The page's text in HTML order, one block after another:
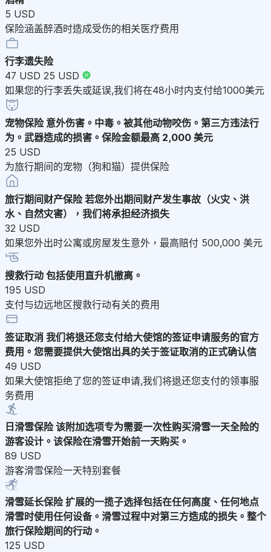
5 USD
保险涵盖醉酒时造成受伤的相关医疗费用
行李遗失险
47 USD 25 USD
如果您的行李丢失或延误,我们将在48小时内支付给1000美元
宠物保险 意外伤害。中毒。被其他动物咬伤。第三方违法行
为。武器造成的损害。保险金额最高 2,000 美元
25 USD
为旅行期间的宠物（狗和猫）提供保险
旅行期间财产保险 若您外出期间财产发生事故（火灾、洪
水、自然灾害），我们将承担经济损失
32 USD
如果您外出时公寓或房屋发生意外，最高赔付 500,000 美元
搜救行动 包括使用直升机撤离。
195 USD
支付与边远地区搜救行动有关的费用
签证取消 我们将退还您支付给大使馆的签证申请服务的官方
费用。您需要提供大使馆出具的关于签证取消的正式确认信
49 USD
如果大使馆拒绝了您的签证申请,我们将退还您支付的领事服
务费用
日滑雪保险 该附加选项专为需要一次性购买滑雪一天全险的
游客设计。该保险在滑雪开始前一天购买。
89 USD
游客滑雪保险一天特别套餐
滑雪延长保险 扩展的一揽子选择包括在任何高度、任何地点
滑雪时使用任何设备。滑雪过程中对第三方造成的损失。整个
旅行保险期间的行动。
125 USD